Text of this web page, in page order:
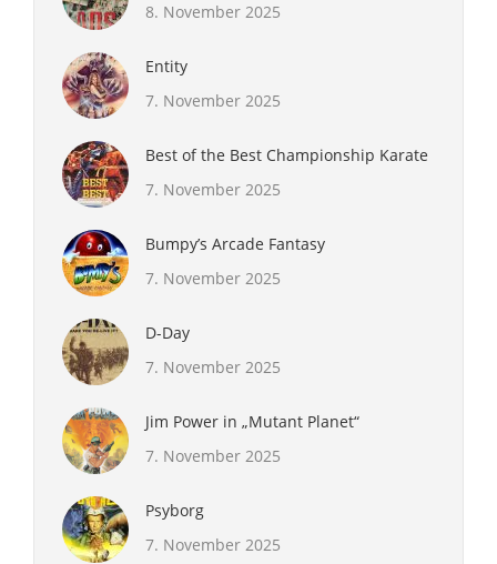
8. November 2025
Entity
7. November 2025
Best of the Best Championship Karate
7. November 2025
Bumpy’s Arcade Fantasy
7. November 2025
D-Day
7. November 2025
Jim Power in „Mutant Planet“
7. November 2025
Psyborg
7. November 2025